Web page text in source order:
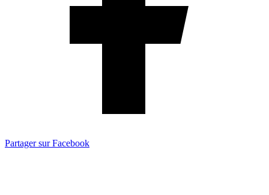
Partager sur Facebook